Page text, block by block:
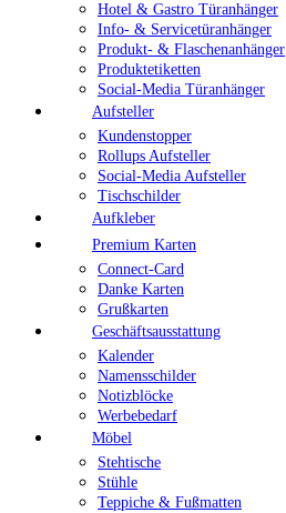
Hotel & Gastro Türanhänger
Info- & Servicetüranhänger
Produkt- & Flaschenanhänger
Produktetiketten
Social-Media Türanhänger
Aufsteller
Kundenstopper
Rollups Aufsteller
Social-Media Aufsteller
Tischschilder
Aufkleber
Premium Karten
Connect-Card
Danke Karten
Grußkarten
Geschäftsausstattung
Kalender
Namensschilder
Notizblöcke
Werbebedarf
Möbel
Stehtische
Stühle
Teppiche & Fußmatten